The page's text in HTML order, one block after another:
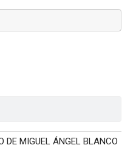
DE MIGUEL ÁNGEL BLANCO